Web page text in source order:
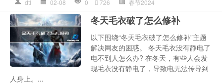
dtl 02-08 0 726 春节2024
冬天毛衣破了怎么修补
以下围绕“冬天毛衣破了怎么修补”主题
解决网友的困惑。 冬天毛衣没有静电了
电不到人怎么办? 在冬天，有些人会发
现毛衣没有静电了，导致电无法传导到
人身上。...